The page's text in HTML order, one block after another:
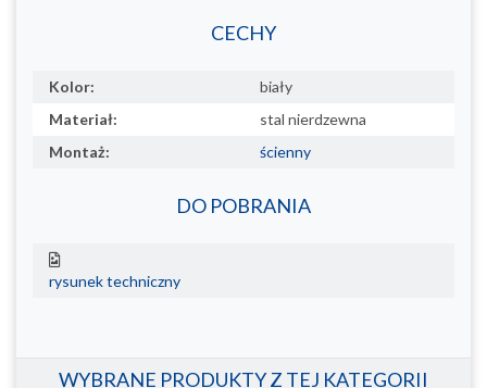
CECHY
Kolor:
biały
Materiał:
stal nierdzewna
Montaż:
ścienny
DO POBRANIA
rysunek techniczny
WYBRANE PRODUKTY Z TEJ KATEGORII